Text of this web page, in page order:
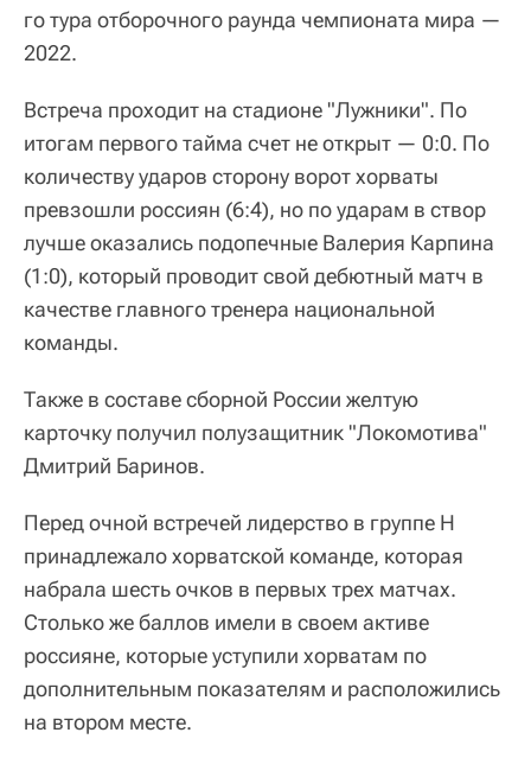
го тура отборочного раунда чемпионата мира —
2022.
Встреча проходит на стадионе "Лужники". По
итогам первого тайма счет не открыт — 0:0. По
количеству ударов сторону ворот хорваты
превзошли россиян (6:4), но по ударам в створ
лучше оказались подопечные Валерия Карпина
(1:0), который проводит свой дебютный матч в
качестве главного тренера национальной
команды.
Также в составе сборной России желтую
карточку получил полузащитник "Локомотива"
Дмитрий Баринов.
Перед очной встречей лидерство в группе H
принадлежало хорватской команде, которая
набрала шесть очков в первых трех матчах.
Столько же баллов имели в своем активе
россияне, которые уступили хорватам по
дополнительным показателям и расположились
на втором месте.